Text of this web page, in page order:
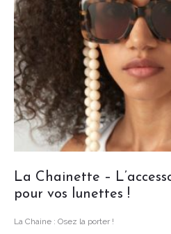
La Chainette –
pour vos lunettes !
La Chaine : Osez la porter !